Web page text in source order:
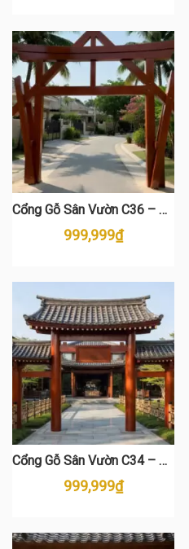
Cổng Gỗ Sân Vườn C36 – Gỗ
Thông Cao Cấp, Phong Cách
Nhật Bản
999,999₫
Cổng Gỗ Sân Vườn C34 – Gỗ
Thông Cao Cấp, Phong Cách
Nhật Bản
999,999₫